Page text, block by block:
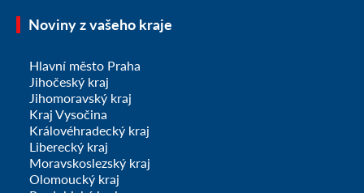
Noviny z vašeho kraje
Hlavní město Praha
Jihočeský kraj
Jihomoravský kraj
Kraj Vysočina
Královéhradecký kraj
Liberecký kraj
Moravskoslezský kraj
Olomoucký kraj